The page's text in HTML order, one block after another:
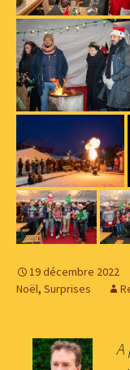
19 décembre 2022
Noël, Surprises
A